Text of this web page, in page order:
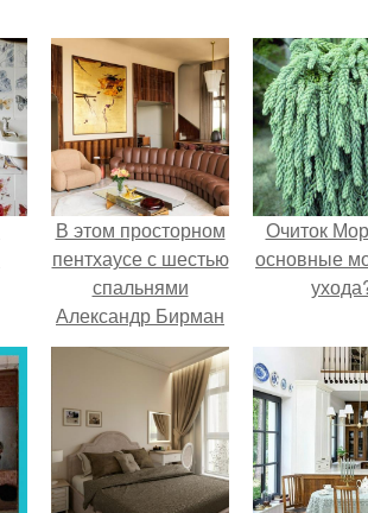
В этом просторном
пентхаусе с шестью
спальнями
Александр Бирман
живет со своей
семьей.
Очиток
основные